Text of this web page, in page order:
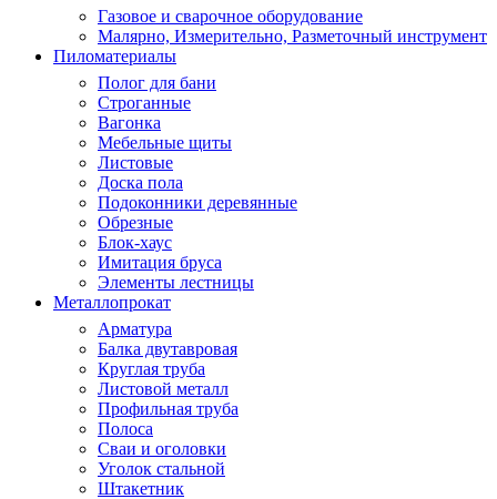
Газовое и сварочное оборудование
Малярно, Измерительно, Разметочный инструмент
Пиломатериалы
Полог для бани
Строганные
Вагонка
Мебельные щиты
Листовые
Доска пола
Подоконники деревянные
Обрезные
Блок-хаус
Имитация бруса
Элементы лестницы
Металлопрокат
Арматура
Балка двутавровая
Круглая труба
Листовой металл
Профильная труба
Полоса
Сваи и оголовки
Уголок стальной
Штакетник